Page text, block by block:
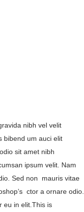
nibh vel velit
bibend um auci elit
sit amet nibh
ipsum velit. Nam
Sed non mauris vitae
ctor a ornare odio.
eu in elit.This is